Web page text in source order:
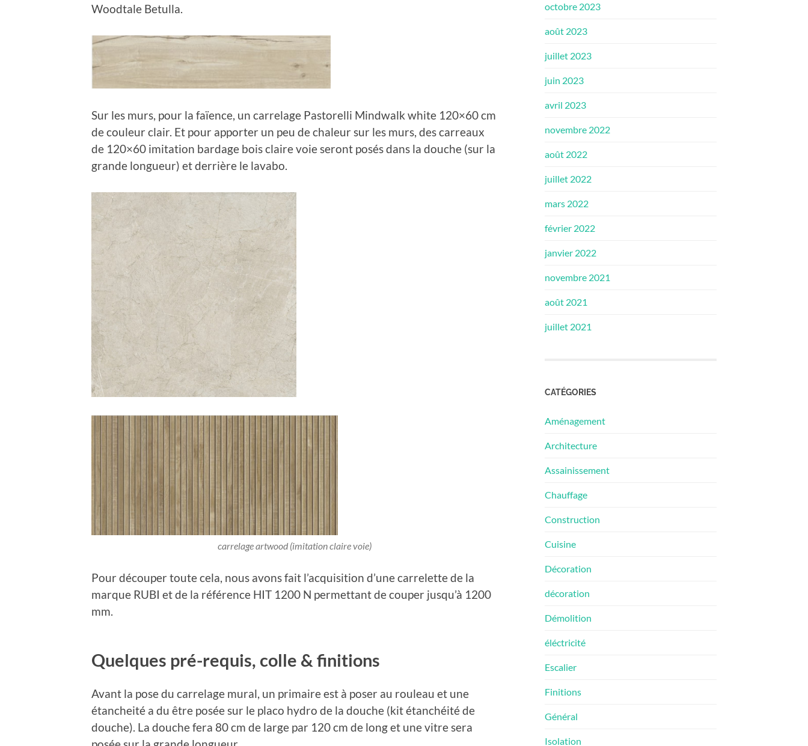
Woodtale Betulla.
Sur les murs, pour la faïence, un carrelage Pastorelli Mindwalk white 120×60 cm
de couleur clair. Et pour apporter un peu de chaleur sur les murs, des carreaux
de 120×60 imitation bardage bois claire voie seront posés dans la douche (sur la
grande longueur) et derrière le lavabo.
carrelage artwood (imitation claire voie)
Pour découper toute cela, nous avons fait l’acquisition d’une carrelette de la
marque RUBI et de la référence HIT 1200 N permettant de couper jusqu’à 1200
mm.
Quelques pré-requis, colle & finitions
Avant la pose du carrelage mural, un primaire est à poser au rouleau et une
étancheité a du être posée sur le placo hydro de la douche (kit étanchéité de
douche). La douche fera 80 cm de large par 120 cm de long et une vitre sera
octobre 2023
août 2023
juillet 2023
juin 2023
avril 2023
novembre 2022
août 2022
juillet 2022
mars 2022
février 2022
janvier 2022
novembre 2021
août 2021
juillet 2021
CATÉGORIES
Aménagement
Architecture
Assainissement
Chauffage
Construction
Cuisine
Décoration
décoration
Démolition
éléctricité
Escalier
Finitions
Général
Isolation